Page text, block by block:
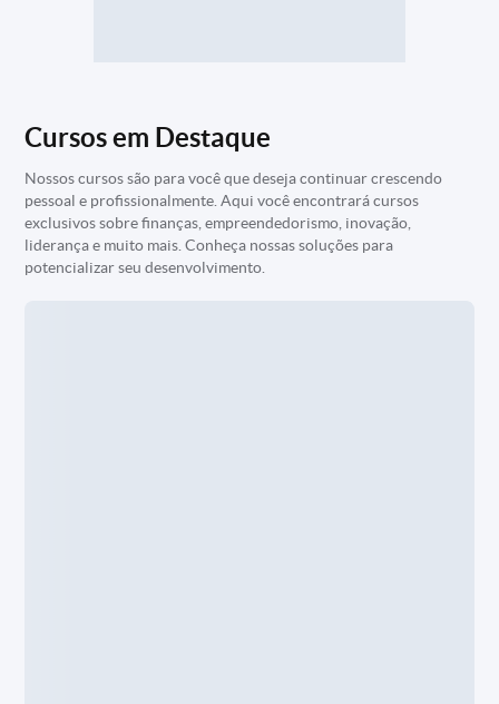
Cursos em Destaque
Nossos cursos são para você que deseja continuar crescendo
pessoal e profissionalmente. Aqui você encontrará cursos
exclusivos sobre finanças, empreendedorismo, inovação,
liderança e muito mais. Conheça nossas soluções para
potencializar seu desenvolvimento.